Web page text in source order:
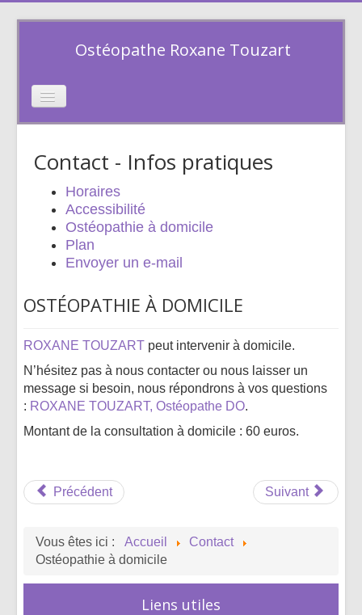
Ostéopathe Roxane Touzart
Toggle
L'ostéopathie
Séances
À propos
Contact
Contact - Infos pratiques
Horaires
Accessibilité
Ostéopathie à domicile
Plan
Envoyer un e-mail
OSTÉOPATHIE À DOMICILE
ROXANE TOUZART peut intervenir à domicile.
N’hésitez pas à nous contacter ou nous laisser un
message si besoin, nous répondrons à vos questions
: ROXANE TOUZART, Ostéopathe DO.
Montant de la consultation à domicile : 60 euros.
Précédent Suivant
Vous êtes ici : Accueil
Contact
Ostéopathie à domicile
Liens utiles